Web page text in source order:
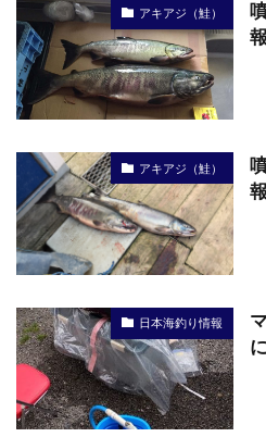
アキアジ（鮭）
アキアジ（鮭）
日本海釣り情報